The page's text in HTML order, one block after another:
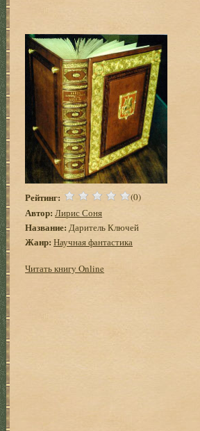
Рейтинг: (0)
Автор: Лирис Соня
Название: Даритель Ключей
Жанр: Научная фантастика
Читать книгу Online